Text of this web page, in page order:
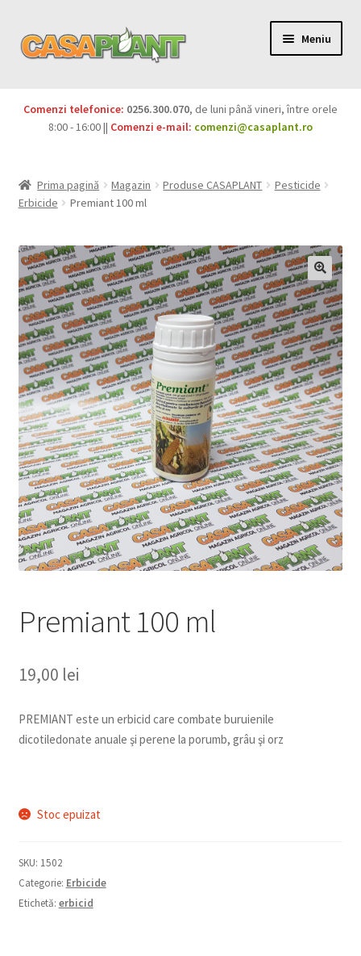
Meniu
Pesticide
copil
Produse BIO
Igienă publică
Casa și grădina
Extinde
meniul
copil
Sere și solarii
Extinde
meniul
copil
Comenzi telefonice: 0256.300.070, de luni până vineri, între orele
8:00 - 16:00 || Comenzi e-mail: comenzi@casaplant.ro
Prima pagină Magazin Produse CASAPLANT
Pesticide
Erbicide
Premiant 100 ml
Premiant 100 ml
19,00 lei
PREMIANT este un erbicid care combate buruienile
dicotiledonate anuale şi perene la porumb, grâu şi orz
Stoc epuizat
SKU: 1502
Categorie: Erbicide
Etichetă: erbicid